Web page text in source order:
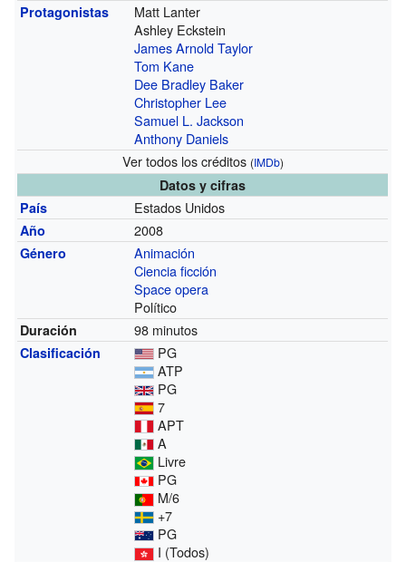
Protagonistas
Matt Lanter
Ashley Eckstein
James Arnold Taylor
Tom Kane
Dee Bradley Baker
Christopher Lee
Samuel L. Jackson
Anthony Daniels
Ver todos los créditos (IMDb)
Datos y cifras
País
Estados Unidos
Año 2008
Género
Animación
Ciencia ficción
Space opera
Político
Duración 98 minutos
Clasificación
PG
ATP
PG
7
APT
A
Livre
PG
M/6
+7
PG
I (Todos)